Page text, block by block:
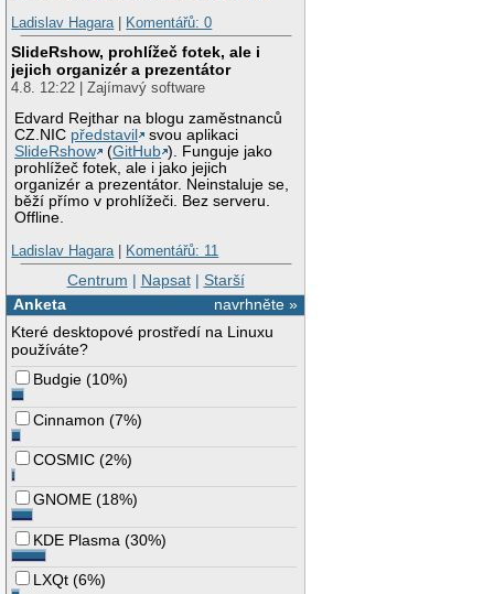
Ladislav Hagara| Komentářů: 0
SlideRshow, prohlížeč fotek, ale i
jejich organizér a prezentátor
4.8. 12:22 | Zajímavý software
Edvard Rejthar na blogu zaměstnanců
CZ.NIC představil
svou aplikaci
SlideRshow
(GitHub ). Funguje jako
prohlížeč fotek, ale i jako jejich
organizér a prezentátor. Neinstaluje se,
běží přímo v prohlížeči. Bez serveru.
Offline.
Ladislav Hagara| Komentářů: 11
Centrum | Napsat| Starší
navrhněte »
Anketa
Které desktopové prostředí na Linuxu
používáte?
Budgie (10%)
Cinnamon (7%)
COSMIC (2%)
GNOME (18%)
KDE Plasma (30%)
LXQt (6%)